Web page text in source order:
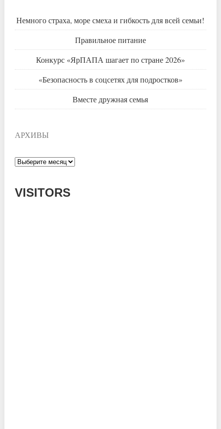
Немного страха, море смеха и гибкость для всей семьи!
Правильное питание
Конкурс «ЯрПАПА шагает по стране 2026»
«Безопасность в соцсетях для подростков»
Вместе дружная семья
АРХИВЫ
Архивы
VISITORS